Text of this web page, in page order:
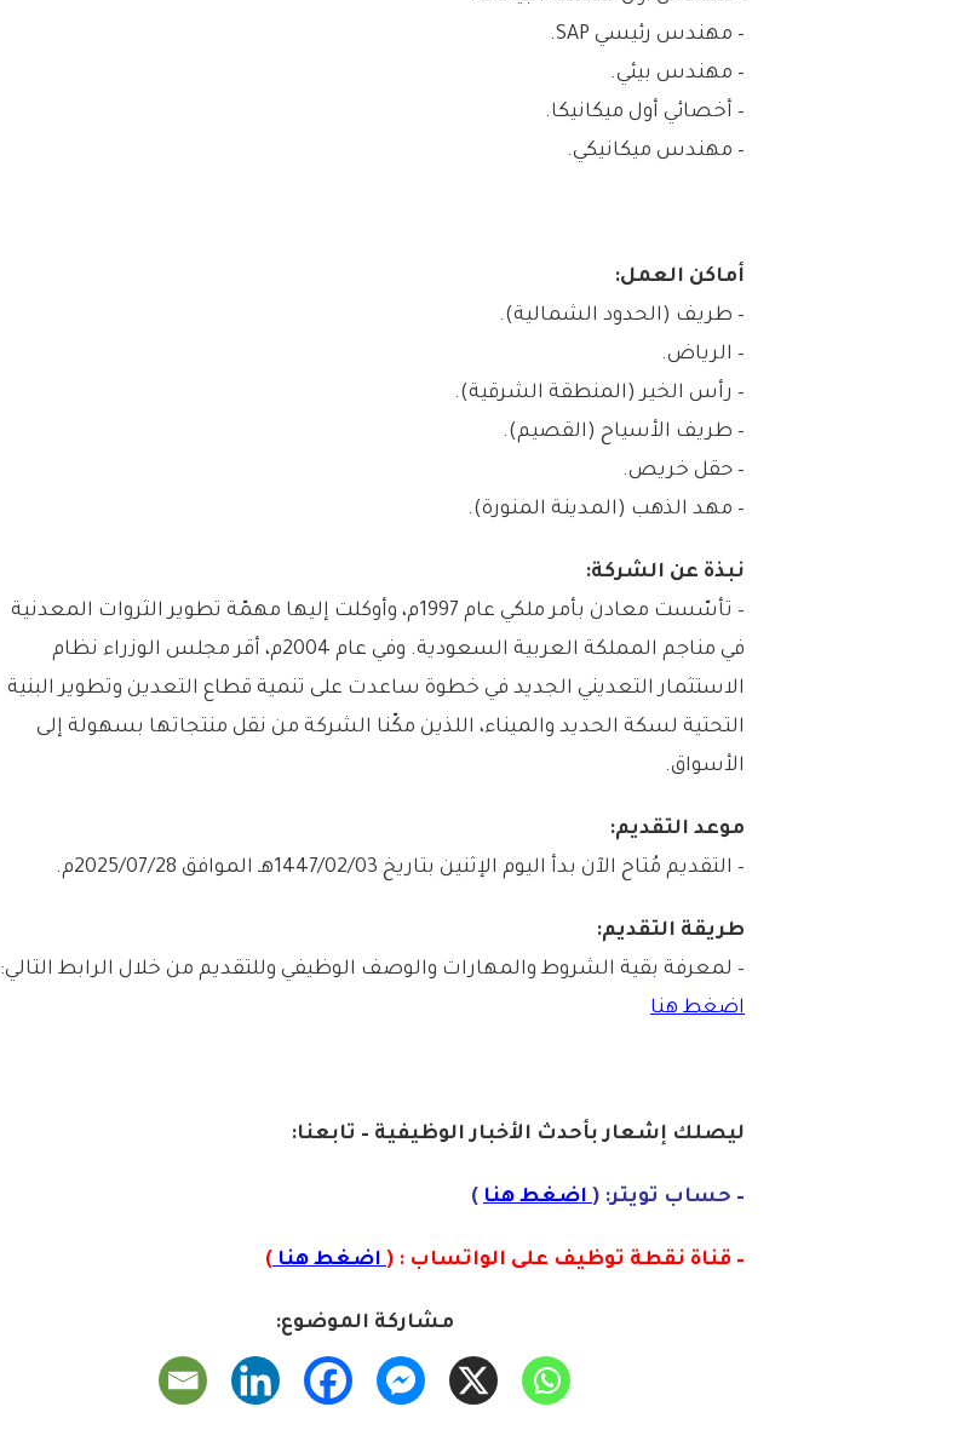
– مهندس رئيسي SAP.
– مهندس بيئي.
– أخصائي أول ميكانيكا.
– مهندس ميكانيكي.
أماكن العمل:
– طريف (الحدود الشمالية).
– الرياض.
– رأس الخير (المنطقة الشرقية).
– طريف الأسياح (القصيم).
– حقل خريص.
– مهد الذهب (المدينة المنورة).
نبذة عن الشركة:
– تأسّست معادن بأمر ملكي عام 1997م، وأوكلت إليها مهمّة تطوير الثروات المعدنية
في مناجم المملكة العربية السعودية. وفي عام 2004م، أقر مجلس الوزراء نظام
الاستثمار التعديني الجديد في خطوة ساعدت على تنمية قطاع التعدين وتطوير البنية
التحتية لسكة الحديد والميناء، اللذين مكّنا الشركة من نقل منتجاتها بسهولة إلى
الأسواق.
موعد التقديم:
– التقديم مُتاح الآن بدأ اليوم الإثنين بتاريخ 1447/02/03هـ الموافق 2025/07/28م.
طريقة التقديم:
– لمعرفة بقية الشروط والمهارات والوصف الوظيفي وللتقديم من خلال الرابط التالي:
اضغط هنا
ليصلك إشعاربأحدث الأخبار الوظيفية – تابعنا:
– حساب تويتر: (اضغط هنا )
– قناة نقطة توظيف على الواتساب : ( اضغط هنا )
مشاركة الموضوع: